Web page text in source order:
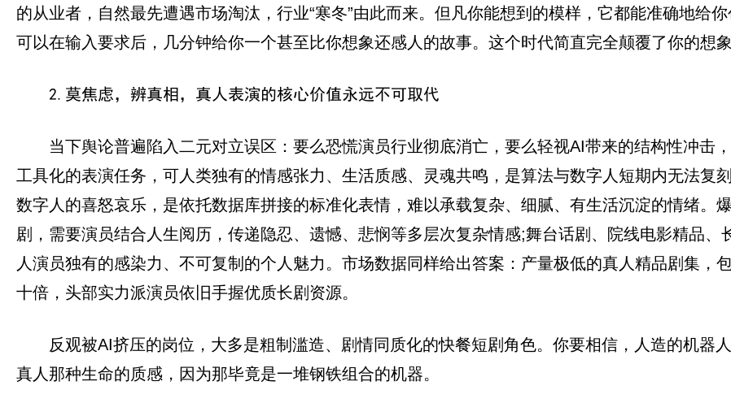
的从业者，自然最先遭遇市场淘汰，行业“寒冬”由此而来。但凡你能想到的模样，它都能准确地给
可以在输入要求后，几分钟给你一个甚至比你想象还感人的故事。这个时代简直完全颠覆了你的想象
2.莫焦虑，辨真相，真人表演的核心价值永远不可取代
当下舆论普遍陷入二元对立误区：要么恐慌演员行业彻底消亡，要么轻视AI带来的结构性冲击
工具化的表演任务，可人类独有的情感张力、生活质感、灵魂共鸣，是算法与数字人短期内无法复
数字人的喜怒哀乐，是依托数据库拼接的标准化表情，难以承载复杂、细腻、有生活沉淀的情绪。
剧，需要演员结合人生阅历，传递隐忍、遗憾、悲悯等多层次复杂情感;舞台话剧、院线电影精品
人演员独有的感染力、不可复制的个人魅力。市场数据同样给出答案：产量极低的真人精品剧集，
十倍，头部实力派演员依旧手握优质长剧资源。
反观被AI挤压的岗位，大多是粗制滥造、剧情同质化的快餐短剧角色。你要相信，人造的机器
真人那种生命的质感，因为那毕竟是一堆钢铁组合的机器。